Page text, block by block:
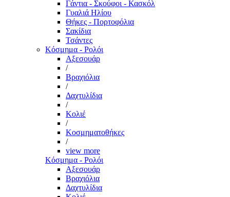
Γάντια - Σκούφοι - Κασκόλ
Γυαλιά Ηλίου
Θήκες - Πορτοφόλια
Σακίδια
Τσάντες
Κόσμημα - Ρολόι
Αξεσουάρ
/
Βραχιόλια
/
Δαχτυλίδια
/
Κολιέ
/
Κοσμηματοθήκες
/
view more
Κόσμημα - Ρολόι
Αξεσουάρ
Βραχιόλια
Δαχτυλίδια